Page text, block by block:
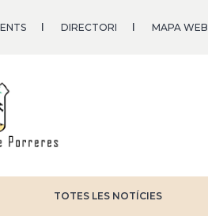
DIRECTORI MAPA WEB
TOTES LES NOTÍCIES